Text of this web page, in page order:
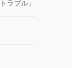
ラブル」